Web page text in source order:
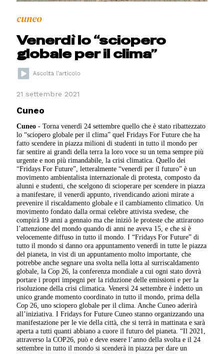
cuneo
Venerdì lo “sciopero
globale per il clima”
21 settembre 2021
Cuneo
Cuneo- Torna venerdì 24 settembre quello che è stato ribattezzato
lo “sciopero globale per il clima” quel Fridays For Future che ha
fatto scendere in piazza milioni di studenti in tutto il mondo per
far sentire ai grandi della terra la loro voce su un tema sempre più
urgente e non più rimandabile, la crisi climatica. Quello dei
“Fridays For Future”, letteralmente “venerdì per il futuro” è un
movimento ambientalista internazionale di protesta, composto da
alunni e studenti, che scelgono di scioperare per scendere in piazza
a manifestare, il venerdì appunto, rivendicando azioni mirate a
prevenire il riscaldamento globale e il cambiamento climatico. Un
movimento fondato dalla ormai celebre attivista svedese, che
compirà 19 anni a gennaio ma che iniziò le proteste che attirarono
l’attenzione del mondo quando di anni ne aveva 15, e che si è
velocemente diffuso in tutto il mondo. I “Fridays For Future” di
tutto il mondo si danno ora appuntamento venerdì in tutte le piazza
del pianeta, in vist di un appuntamento molto importante, che
potrebbe anche segnare una svolta nella lotta al surriscaldamento
globale, la Cop 26, la conferenza mondiale a cui ogni stato dovrà
portare i propri impegni per la riduzione delle emissioni e per la
risoluzione della crisi climatica. Venersì 24 settembre è indetto un
unico grande momento coordinato in tutto il mondo, prima della
Cop 26, uno sciopero globale per il clima. Anche Cuneo aderirà
all’iniziativa. I Fridays for Future Cuneo stanno organizzando una
manifestazione per le vie della città, che si terrà in mattinata e sarà
aperta a tutti quanti abbiano a cuore il futuro del pianeta. “Il 2021,
attraverso la COP26, può e deve essere l’anno della svolta e il 24
settembre in tutto il mondo si scenderà in piazza per dare un